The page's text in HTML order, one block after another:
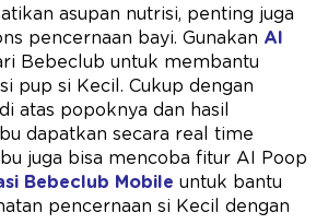
asupan nutrisi, penting juga
pencernaan bayi. Gunakan AI
Bebeclub untuk membantu
pup si Kecil. Cukup dengan
atas popoknya dan hasil
dapatkan secara real time
juga bisa mencoba fitur AI Poop
Bebeclub Mobile untuk bantu
pencernaan si Kecil dengan